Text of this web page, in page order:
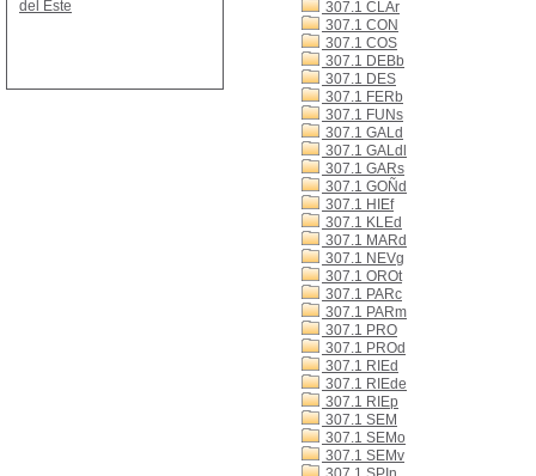
307.1 CLAr
307.1 CON
307.1 COS
307.1 DEBb
307.1 DES
307.1 FERb
307.1 FUNs
307.1 GALd
307.1 GALdl
307.1 GARs
307.1 GOÑd
307.1 HIEf
307.1 KLEd
307.1 MARd
307.1 NEVg
307.1 OROt
307.1 PARc
307.1 PARm
307.1 PRO
307.1 PROd
307.1 RIEd
307.1 RIEde
307.1 RIEp
307.1 SEM
307.1 SEMo
307.1 SEMv
del Este